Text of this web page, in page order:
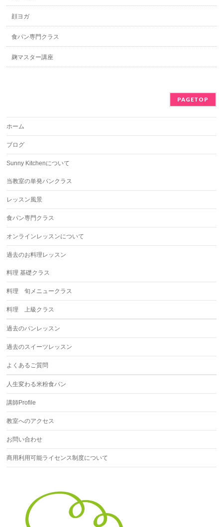
顔ヨガ
食パン専門クラス
麹マスター講座
PAGETOP
ホーム
ブログ
Sunny Kitchenについて
当教室の単発パンクラス
レッスン風景
食パン専門クラス
オンラインレッスンについて
過去のお料理レッスン
料理 基礎クラス
料理 旬メニュークラス
料理 上級クラス
過去のパンレッスン
過去のスイーツレッスン
よくあるご質問
人生変わる米粉食パン
講師Profile
教室へのアクセス
お問い合わせ
商用利用可能ライセンス制度について